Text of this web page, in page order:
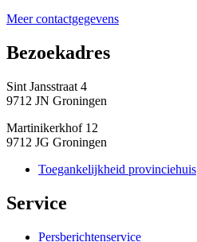
Meer contactgegevens
Bezoekadres
Sint Jansstraat 4
9712 JN Groningen
Martinikerkhof 12
9712 JG Groningen
Toegankelijkheid provinciehuis
Service
Persberichtenservice